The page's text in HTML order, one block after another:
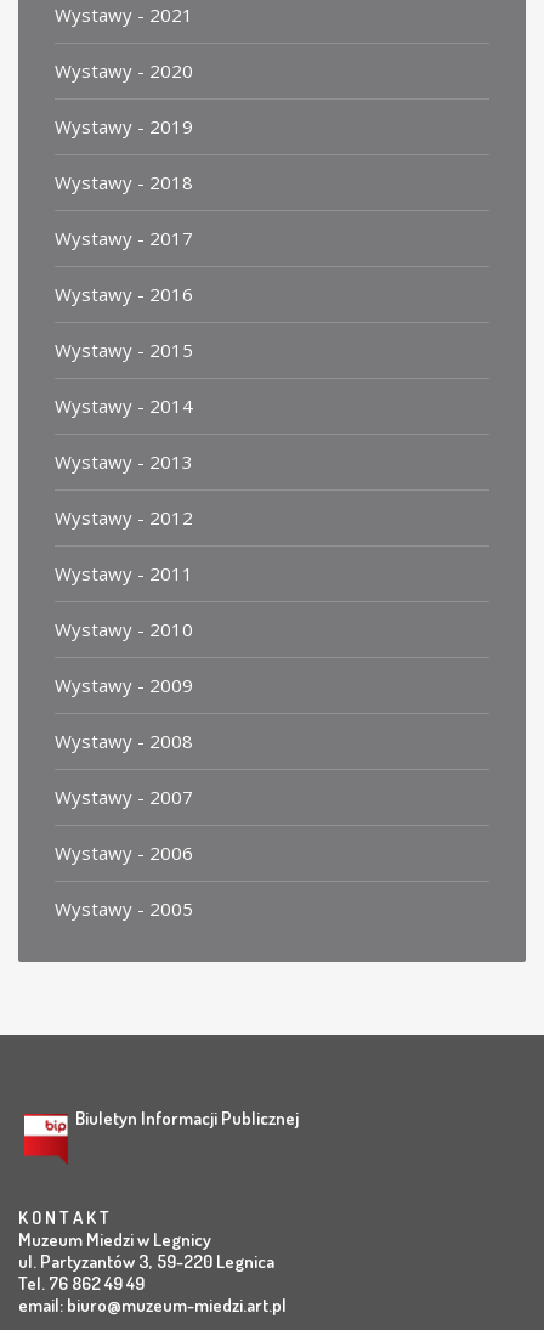
Wystawy - 2021
Wystawy - 2020
Wystawy - 2019
Wystawy - 2018
Wystawy - 2017
Wystawy - 2016
Wystawy - 2015
Wystawy - 2014
Wystawy - 2013
Wystawy - 2012
Wystawy - 2011
Wystawy - 2010
Wystawy - 2009
Wystawy - 2008
Wystawy - 2007
Wystawy - 2006
Wystawy - 2005
Biuletyn Informacji Publicznej
K O N T A K T
Muzeum Miedzi w Legnicy
ul. Partyzantów 3, 59-220 Legnica
Tel. 76 862 49 49
email: biuro@muzeum-miedzi.art.pl